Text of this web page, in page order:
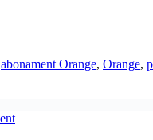
abonament Orange, Orange,